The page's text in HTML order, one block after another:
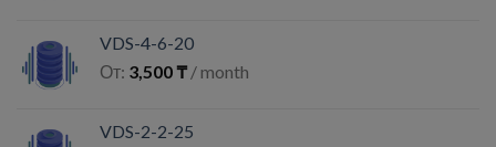
VDS-4-6-20
От: 3,500₸ / month
VDS-2-2-25